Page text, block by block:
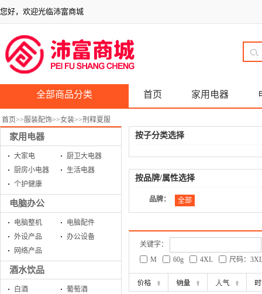
您好，欢迎光临沛富商城
全部商品分类 首页 家用电器
首页>>服装配饰>>女装>>刑释夏服
家用电器
大家电
厨卫大电器
厨房小电器
生活电器
个护健康
电脑办公
电脑整机
电脑配件
外设产品
办公设备
网络产品
酒水饮品
白酒
葡萄酒
按子分类选择
按品牌/属性选择
品牌： 全部
关键字：
M
60g 4XL 尺码：